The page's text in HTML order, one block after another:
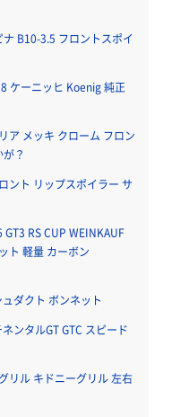
B10-3.5 フロントスポイ
ケーニッヒ Koenig 純正
ア メッキ クローム フロン
？
ント リップスポイラー サ
RS CUP WEINKAUF
ト 軽量 カーボン
ダクト ボンネット
ンタルGT GTC スピード
リル キドニーグリル 左右